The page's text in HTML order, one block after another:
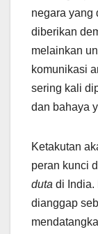
negara yang
diberikan
melainkan
komunikasi
sering kali
dan bahaya
Ketakutan
peran kunci
duta di India.
dianggap